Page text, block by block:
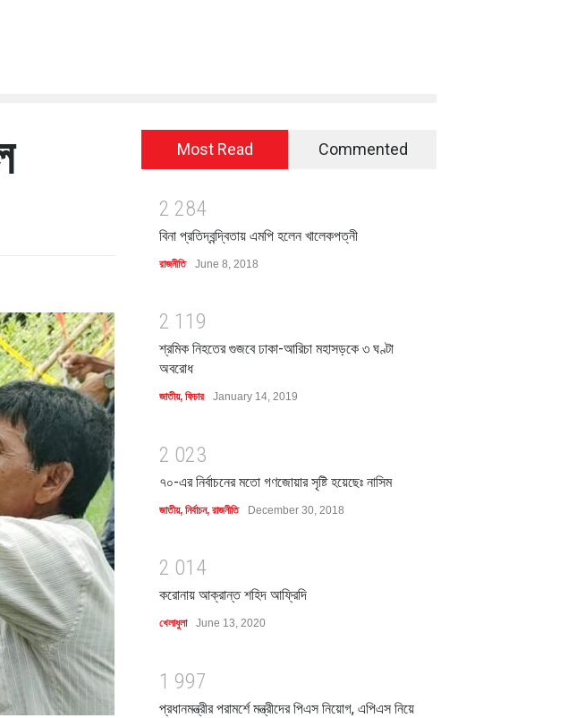
Most Read Commented
2 284
বিনা প্রতিদ্বন্দ্বিতায় এমপি হলেন খালেকপত্নী
রাজনীতি June 8, 2018
2 1 1 9
শ্রমিক নিহতের গুজবে ঢাকা-আরিচা মহাসড়কে ৩ ঘণ্টা
অবরোধ
জাতীয়, ফিচার January 14, 2019
2 023
৭০-এর নির্বাচনের মতো গণজোয়ার সৃষ্টি হয়েছেঃ নাসিম
জাতীয়, নির্বাচন, রাজনীতি December 30, 2018
2 01 4
করোনায় আক্রান্ত শহিদ আফ্রিদি
খেলাধুলা June 13, 2020
1 997
প্রধানমন্ত্রীর পরামর্শে মন্ত্রীদের পিএস নিয়োগ, এপিএস নিয়ে